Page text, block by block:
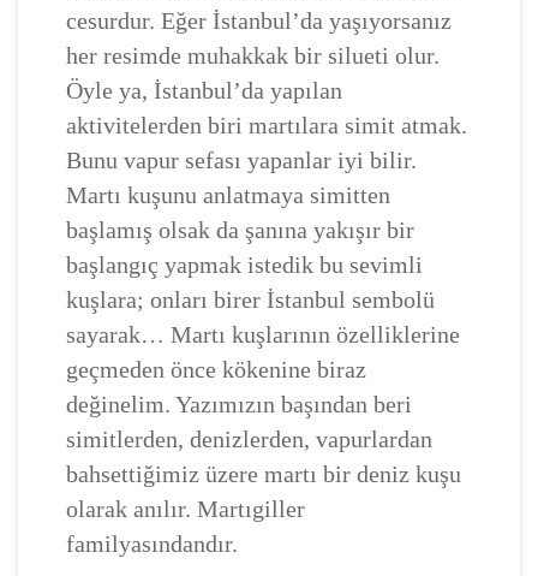
cesurdur. Eğer İstanbul’da yaşıyorsanız
her resimde muhakkak bir silueti olur.
Öyle ya, İstanbul’da yapılan
aktivitelerden biri martılara simit atmak.
Bunu vapur sefası yapanlar iyi bilir.
Martı kuşunu anlatmaya simitten
başlamış olsak da şanına yakışır bir
başlangıç yapmak istedik bu sevimli
kuşlara; onları birer İstanbul sembolü
sayarak… Martı kuşlarının özelliklerine
geçmeden önce kökenine biraz
değinelim. Yazımızın başından beri
simitlerden, denizlerden, vapurlardan
bahsettiğimiz üzere martı bir deniz kuşu
olarak anılır. Martıgiller
familyasındandır.